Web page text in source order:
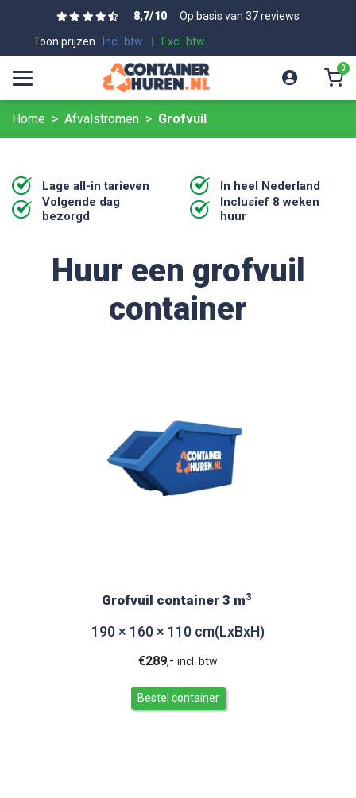
8,7/10
Op basis van 37 reviews
Toon prijzen
Incl. btw. Excl. btw.
0
Home Afvalstromen Grofvuil
Lage all-in tarieven
In heel Nederland
Volgende dag
bezorgd
Inclusief 8 weken
huur
Huur een grofvuil
container
Grofvuil container 3 m3
190 × 160 × 110 cm(LxBxH)
€289,- incl. btw
Bestel container